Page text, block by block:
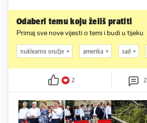
Odaberi temu koju želiš pratiti
Primaj sve nove vijesti o temi i budi u tijeku
nuklearno oružje amerika sad
2 2